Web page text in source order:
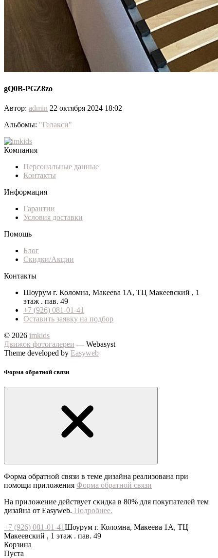
gQ0B-PGZ8zo
Автор: admin 22 октября 2024 18:02
Альбомы: "Гелакси"
Компания
Персональные данные
Контакты
Информация
Гарантии
Условия доставки
Помощь
Блог
Скидки/Акции
Контакты
Шоурум г. Коломна, Макеева 1А, ТЦ Макеевский , 1
этаж . пав. 49
+7 (926) 081-01-41
Оставить заявку на подбор
© 2026 imkids
Движок фотогалереи — Webasyst
Theme developed by Easyweb
Форма обратной связи
Форма обратной связи в теме дизайна реализована при
помощи приложения Форма обратной связи
На приложение действует скидка в 80% для покупателей тем
дизайна от Easyweb. Подробнее.
+7 (926) 081-01-41Шоурум г. Коломна, Макеева 1А, ТЦ
Макеевский , 1 этаж . пав. 49
Корзина
Пуста